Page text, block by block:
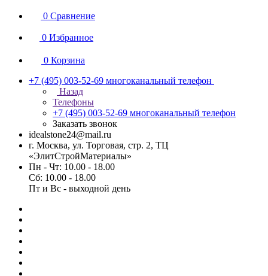
0 Сравнение
0 Избранное
0 Корзина
+7 (495) 003-52-69 многоканальный телефон
Назад
Телефоны
+7 (495) 003-52-69 многоканальный телефон
Заказать звонок
idealstone24@mail.ru
г. Москва, ул. Торговая, стр. 2, ТЦ
«ЭлитСтройМатериалы»
Пн - Чт: 10.00 - 18.00
Сб: 10.00 - 18.00
Пт и Вс - выходной день